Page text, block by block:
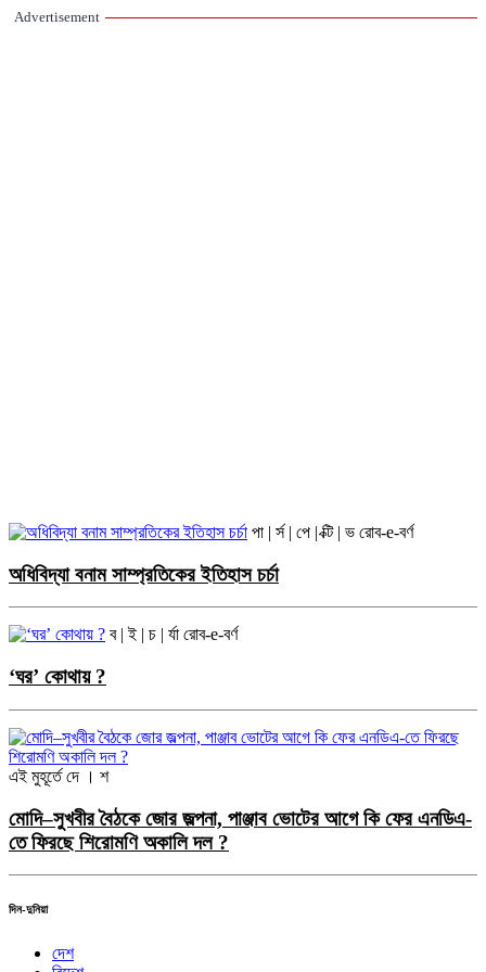
Advertisement
পা | র্স | পে | ক্টি | ভ রোব-e-বর্ণ
অধিবিদ্যা বনাম সাম্প্রতিকের ইতিহাস চর্চা
ব | ই | চ | র্যা রোব-e-বর্ণ
‘ঘর’ কোথায় ?
এই মুহূর্তে দে । শ
মোদি–সুখবীর বৈঠকে জোর জল্পনা, পাঞ্জাব ভোটের আগে কি ফের এনডিএ-
তে ফিরছে শিরোমণি অকালি দল ?
দিন-দুনিয়া
দেশ